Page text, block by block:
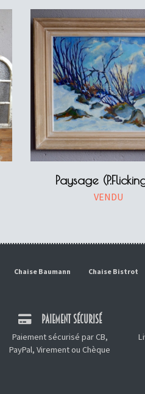
Paysage
VENDU
Chaise Baumann Chaise Bistrot
PAIEMENT SÉCURISÉ
Paiement sécurisé par CB,
PayPal, Virement ou Chèque